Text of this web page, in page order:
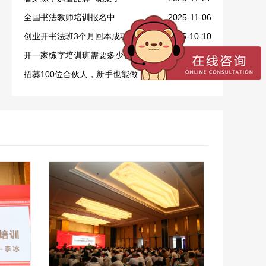
全国书法教师培训报名中
2025-11-06
创业开书法班3个月回本成功案例
2025-10-10
开一家练字培训班需要多少钱？
2025-09-28
招募100位合伙人，新手也能做！
2025-09-16